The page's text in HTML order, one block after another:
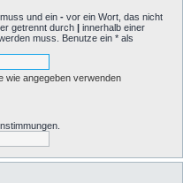
und ein - vor ein Wort, das nicht
getrennt durch
innerhalb einer
muss. Benutze ein * als
wie angegeben verwenden